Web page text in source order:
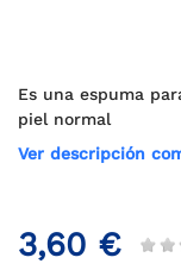
Es una espuma
piel normal
Ver descripción
3,60 €